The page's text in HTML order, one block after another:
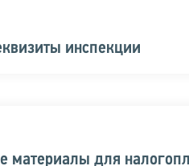
инспекции
материалы для